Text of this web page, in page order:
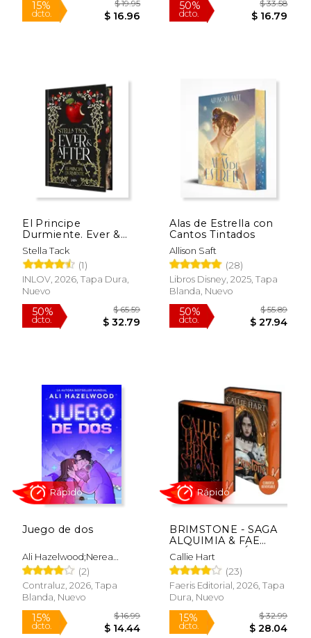
15%
dcto.
Rápido
50%
dcto.
El Principe
Durmiente. Ever &
After 1
Stella Tack
(1)
INLOV, 2026, Tapa Dura,
Nuevo
50%
dcto.
Alas de Estrella con
Cantos Tintados
Allison Saft
(28)
Libros Disney, 2025, Tapa
Blanda, Nuevo
50%
dcto.
Juego de dos
Ali Hazelwood;Nerea
Gilabert Giménez
(2)
Contraluz, 2026, Tapa
Blanda, Nuevo
BRIMSTONE - SAGA
ALQUIMIA & FAE
VOL. 2 (EDICIÓN EN
TAPA DURA Y
CANTOS TINTADOS)
Callie Hart
(23)
Faeris Editorial, 2026, Tapa
Dura, Nuevo